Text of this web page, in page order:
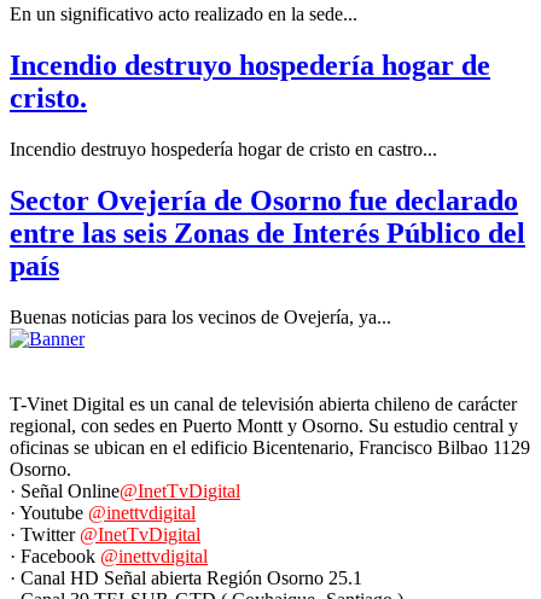
En un significativo acto realizado en la sede...
Incendio destruyo hospedería hogar de
cristo.
Incendio destruyo hospedería hogar de cristo en castro...
Sector Ovejería de Osorno fue declarado
entre las seis Zonas de Interés Público del
país
Buenas noticias para los vecinos de Ovejería, ya...
T-Vinet Digital es un canal de televisión abierta chileno de carácter
regional, con sedes en Puerto Montt y Osorno. Su estudio central y
oficinas se ubican en el edificio Bicentenario, Francisco Bilbao 1129
Osorno.
· Señal Online@InetTvDigital
· Youtube @inettvdigital
· Twitter @InetTvDigital
· Facebook @inettvdigital
· Canal HD Señal abierta Región Osorno 25.1